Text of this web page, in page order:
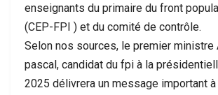
enseignants du primaire du front
(CEP-FPI ) et du comité de contrôle.
Selon nos sources, le premier ministre
pascal, candidat du fpi à la
2025 délivrera un message important à